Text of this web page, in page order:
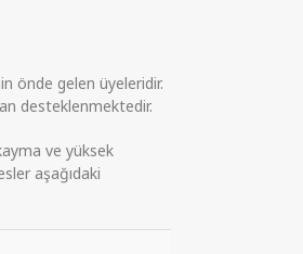
önde gelen üyeleridir.
desteklenmektedir.
ve yüksek
aşağıdaki